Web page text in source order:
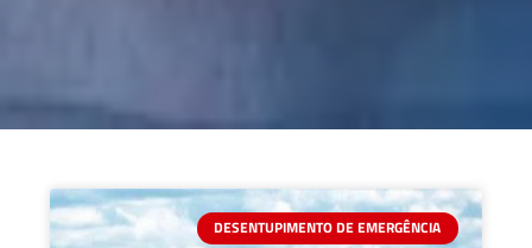
DESENTUPIMENTO DE EMERGÊNCIA